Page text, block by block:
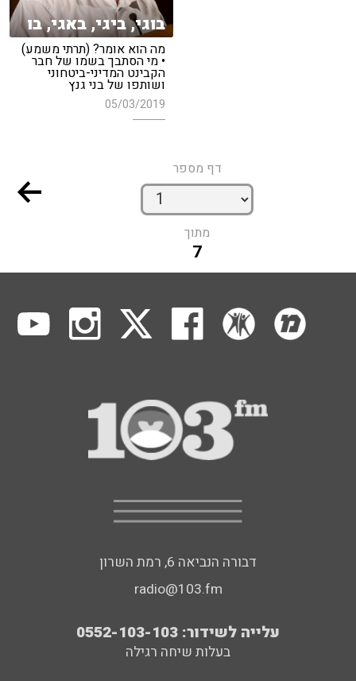
בוגי, ביגי, באגי, בו
מה הוא אומר? (תרתי משמע)
• מי הסתבך בשמו של חבר
הקבינט המדיני-ביטחוני
ושותפו של בני גנץ
05/03/2019
דף מספר
מתוך
7
דבורה הנביאה 6, רמת השרון
radio@103.fm
עלייה לשידור: 0552-103-103
בעלות שיחה רגילה